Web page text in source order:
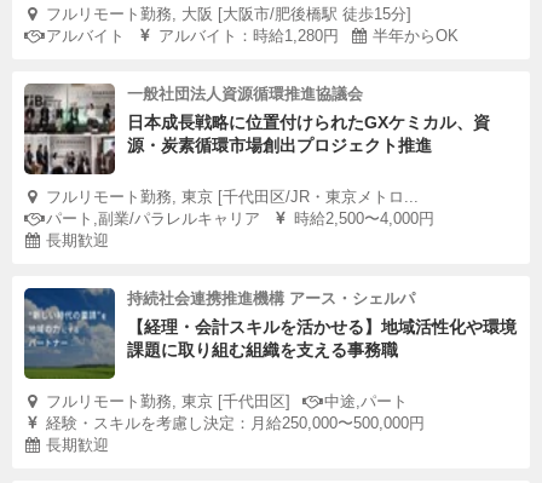
フルリモート勤務, 大阪 [大阪市/肥後橋駅 徒歩15分]
アルバイト
アルバイト：時給1,280円 半年からOK
一般社団法人資源循環推進協議会
日本成長戦略に位置付けられたGXケミカル、資
源・炭素循環市場創出プロジェクト推進
フルリモート勤務, 東京 [千代田区/JR・東京メトロ...
パート,副業/パラレルキャリア
時給2,500〜4,000円
長期歓迎
持続社会連携推進機構 アース・シェルパ
【経理・会計スキルを活かせる】地域活性化や環境
課題に取り組む組織を支える事務職
フルリモート勤務, 東京 [千代田区]
中途,パート
経験・スキルを考慮し決定：月給250,000〜500,000円
長期歓迎